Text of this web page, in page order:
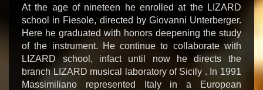
At the age of nineteen he enrolled at the LIZARD
school in Fiesole, directed by Giovanni Unterberger.
Here he graduated with honors deepening the study
of the instrument. He continue to collaborate with
LIZARD school, infact until now he directs the
branch LIZARD musical laboratory of Sicily . In 1991
Massimiliano represented Italy in a European